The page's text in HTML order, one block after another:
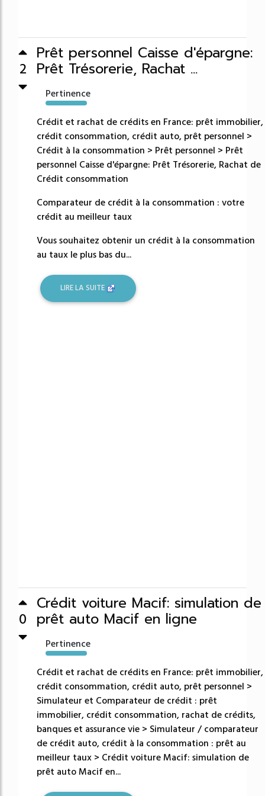
2
Prêt personnel Caisse d'épargne:
Prêt Trésorerie, Rachat ...
Pertinence
45234%
Crédit et rachat de crédits en France: prêt immobilier,
crédit consommation, crédit auto, prêt personnel >
Crédit à la consommation > Prêt personnel > Prêt
personnel Caisse d'épargne: Prêt Trésorerie, Rachat de
Crédit consommation
Comparateur de crédit à la consommation : votre
crédit au meilleur taux
Vous souhaitez obtenir un crédit à la consommation
au taux le plus bas du...
LIRE LA SUITE
0
Crédit voiture Macif: simulation de
prêt auto Macif en ligne
Pertinence
53774%
Crédit et rachat de crédits en France: prêt immobilier,
crédit consommation, crédit auto, prêt personnel >
Simulateur et Comparateur de crédit : prêt
immobilier, crédit consommation, rachat de crédits,
banques et assurance vie > Simulateur / comparateur
de crédit auto, crédit à la consommation : prêt au
meilleur taux > Crédit voiture Macif: simulation de
prêt auto Macif en...